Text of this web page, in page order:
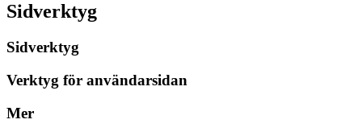
Sidverktyg
Sidverktyg
Verktyg för användarsidan
Mer